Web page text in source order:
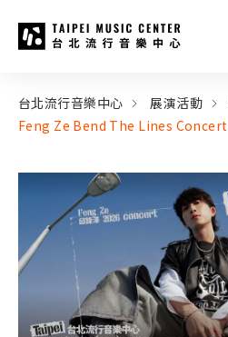
:::
台北流行音樂中心 展演活動
Feng Ze Bend The Lines Concert